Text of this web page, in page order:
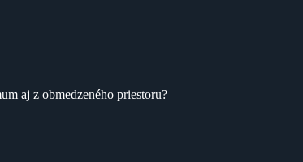
aj z obmedzeného priestoru?